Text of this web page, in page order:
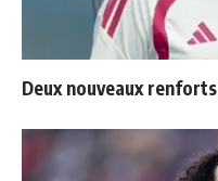
Deux nouveaux